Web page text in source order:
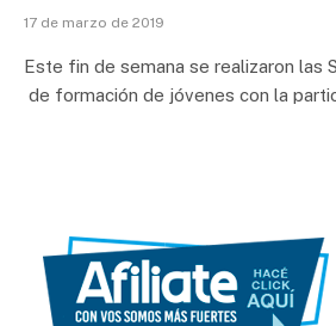
17 de marzo de 2019
Este fin de semana se realizaron las
de formación de jóvenes con la